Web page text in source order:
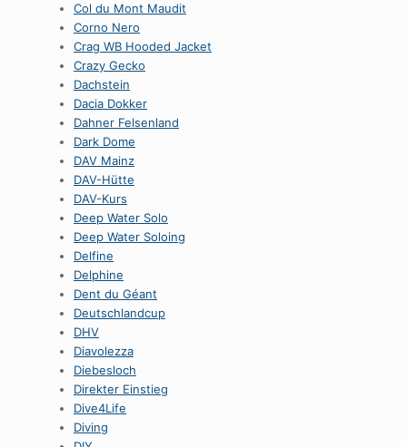
Col du Mont Maudit
Corno Nero
Crag WB Hooded Jacket
Crazy Gecko
Dachstein
Dacia Dokker
Dahner Felsenland
Dark Dome
DAV Mainz
DAV-Hütte
DAV-Kurs
Deep Water Solo
Deep Water Soloing
Delfine
Delphine
Dent du Géant
Deutschlandcup
DHV
Diavolezza
Diebesloch
Direkter Einstieg
Dive4Life
Diving